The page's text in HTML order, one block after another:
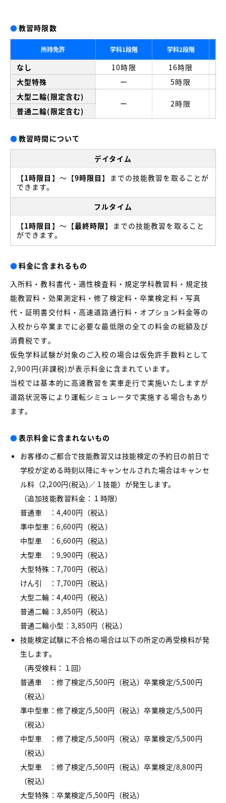
●教習時限数
所持免許 学科1段階 学科2段階
なし 10時限 16時限
大型特殊
ー
5時限
大型二輪(限定含む)
ー 2時限
普通二輪(限定含む)
●教習時間について
デイタイム
【1時限目 】〜【9時限目】までの技能教習を取ることが
できます。
フルタイム
【1時限目 】〜【最終時限】までの技能教習を取ること
ができます。
●料金に含まれるもの
入所料・教科書代・適性検査料・規定学科教習料・規定技
能教習料・効果測定料・修了検定料・卒業検定料・写真
代・証明書交付料・高速道路通行料・オプション料金等の
入校から卒業までに必要な最低限の全ての料金の総額及び
消費税です。
仮免学科試験が対象のご入校の場合は仮免許手数料として
2,900円(非課税)が表示料金に含まれています。
当校では基本的に高速教習を実車走行で実施いたしますが
道路状況等により運転シミュレータで実施する場合もあり
ます。
●表示料金に含まれないもの
お客様のご都合で技能教習又は技能検定の予約日の前日で
学校が定める時刻以降にキャンセルされた場合はキャンセ
ル料（2,200円(税込)／１技能）が発生します。
（追加技能教習料金：１時限）
普通車 ：4,400円（税込）
準中型車：6,600円（税込）
中型車 ：6,600円（税込）
大型車 ：9,900円（税込）
大型特殊：7,700円（税込）
けん引 ：7,700円（税込）
大型二輪：4,400円（税込）
普通二輪：3,850円（税込）
普通二輪小型：3,850円（税込）
技能検定試験に不合格の場合は以下の所定の再受検料が発
生します。
（再受検料：１回）
普通車 ：修了検定/5,500円（税込）卒業検定/5,500円
（税込）
準中型車：修了検定/5,500円（税込）卒業検定/5,500円
（税込）
中型車 ：修了検定/5,500円（税込）卒業検定/5,500円
（税込）
大型車 ：修了検定/5,500円（税込）卒業検定/8,800円
（税込）
大型特殊：卒業検定/5,500円（税込）